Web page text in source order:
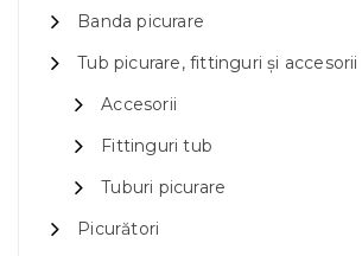
Banda picurare
Tub picurare, fittinguri și accesorii
Accesorii
Fittinguri tub
Tuburi picurare
Picurători